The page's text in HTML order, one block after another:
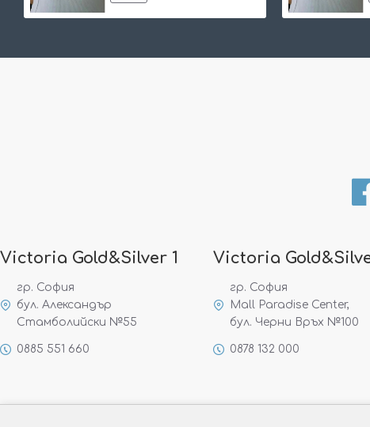
Victoria Gold&Silver 1
гр. София
бул. Александър
Стамболийски №55
0885 551 660
Victoria
гр. София
Mall Paradise Center,
бул. Черни Връх №100
0878 132 000